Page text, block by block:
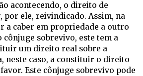
acontecendo, o direito de
por ele, reivindicado. Assim, na
a caber em propriedade a outro
sobrevivo, este tem a
um direito real sobre a
neste caso, a constituir o direito
Este cônjuge sobrevivo pode